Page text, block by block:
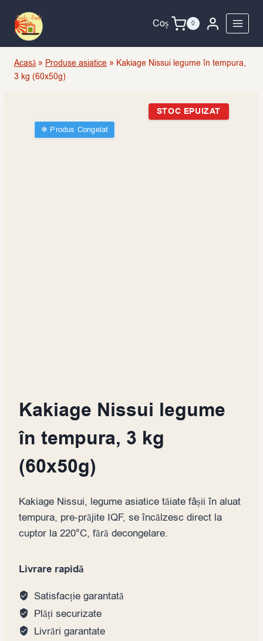
content
Coș 0
Acasă » Produse asiatice » Kakiage Nissui legume în tempura,
3 kg (60x50g)
❄︎ Produs Congelat
STOC EPUIZAT
Kakiage Nissui legume
în tempura, 3 kg
(60x50g)
Kakiage Nissui, legume asiatice tăiate fâșii în aluat
tempura, pre-prăjite IQF, se încălzesc direct la
cuptor la 220°C, fără decongelare.
Livrare rapidă
Satisfacție garantată
Plăți securizate
Livrări garantate